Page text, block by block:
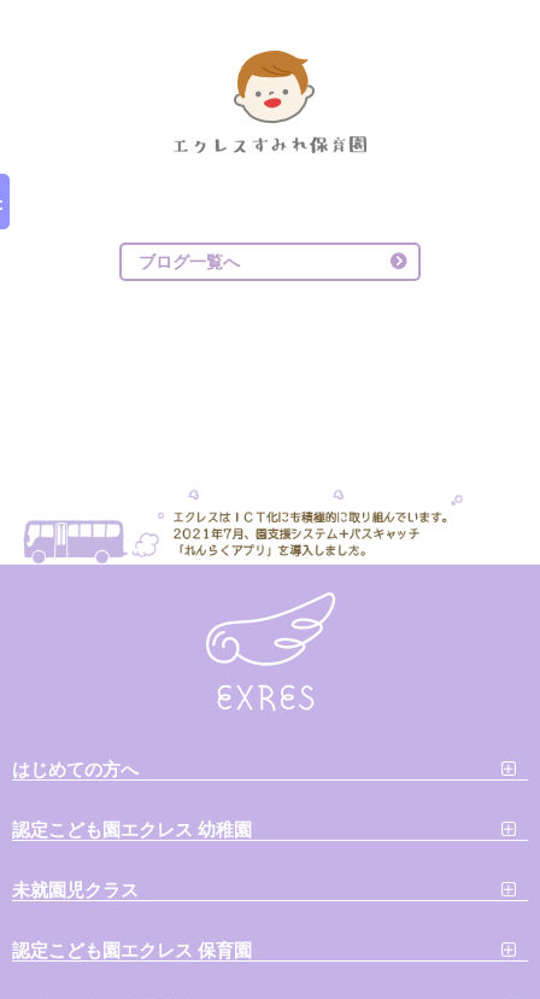
ブログ一覧へ
はじめての方へ
認定こども園エクレス 幼稚園
未就園児クラス
認定こども園エクレス 保育園